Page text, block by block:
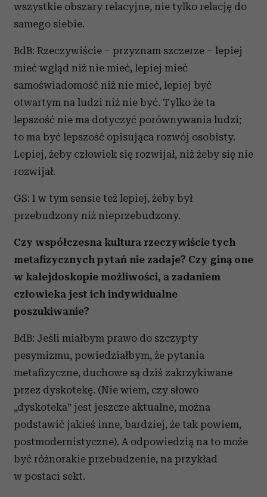
wszystkie obszary relacyjne, nie tylko relację do
samego siebie.
BdB: Rzeczywiście – przyznam szczerze – lepiej
mieć wgląd niż nie mieć, lepiej mieć
samoświadomość niż nie mieć, lepiej być
otwartym na ludzi niż nie być. Tylko że ta
lepszość nie ma dotyczyć porównywania ludzi;
to ma być lepszość opisująca rozwój osobisty.
Lepiej, żeby człowiek się rozwijał, niż żeby się nie
rozwijał.
GS: I w tym sensie też lepiej, żeby był
przebudzony niż nieprzebudzony.
Czy współczesna kultura rzeczywiście tych
metafizycznych pytań nie zadaje? Czy giną one
w kalejdoskopie możliwości, a zadaniem
człowieka jest ich indywidualne
poszukiwanie?
BdB: Jeśli miałbym prawo do szczypty
pesymizmu, powiedziałbym, że pytania
metafizyczne, duchowe są dziś zakrzykiwane
przez dyskotekę. (Nie wiem, czy słowo
„dyskoteka” jest jeszcze aktualne, można
podstawić jakieś inne, bardziej, że tak powiem,
postmodernistyczne). A odpowiedzią na to może
być różnorakie przebudzenie, na przykład
w postaci sekt.